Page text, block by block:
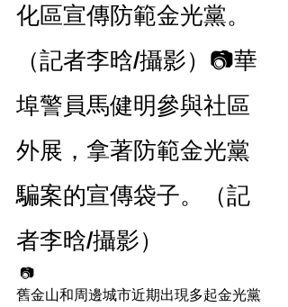
化區宣傳防範金光黨。
（記者李晗/攝影）📷華
埠警員馬健明參與社區
外展，拿著防範金光黨
騙案的宣傳袋子。（記
者李晗/攝影）
📷
舊金山和周邊城市近期出現多起金光黨